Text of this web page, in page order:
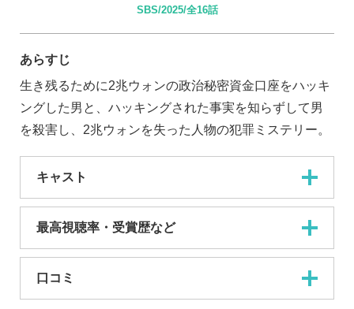
SBS/2025/全16話
あらすじ
生き残るために2兆ウォンの政治秘密資金口座をハッキ
ングした男と、ハッキングされた事実を知らずして男
を殺害し、2兆ウォンを失った人物の犯罪ミステリー。
キャスト
最高視聴率・受賞歴など
口コミ